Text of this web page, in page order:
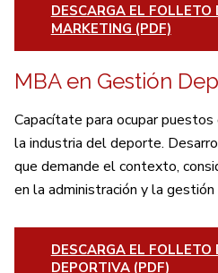
DESCARGA EL FOLLETO
MARKETING (PDF)
MBA en Gestión
Capacítate para ocupar
la industria del deporte.
que demande el contexto,
en la administración y la
DESCARGA EL FOLLETO
DEPORTIVA (PDF)